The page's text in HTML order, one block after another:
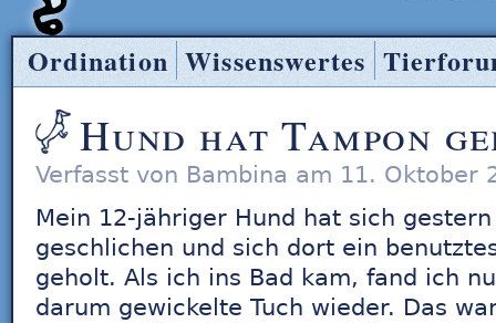
Hund hat Tampon
Verfasst von Bambina am 11. Oktober
Mein 12-jähriger Hund hat sich
geschlichen und sich dort ein
geholt. Als ich ins Bad kam, fand ich
darum gewickelte Tuch wieder. Das
Tierarzt Entner
Ordination Wissenswertes